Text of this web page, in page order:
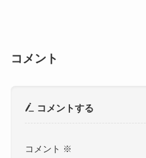
コメント
コメントする
コメント ※